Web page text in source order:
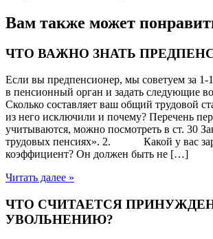
Вам также может
ЧТО ВАЖНО ЗНАТЬ
Если вы предпенсионер, мы советуем за 1-
в пенсионный орган и задать
Сколько составляет ваш общий трудовой
из него исключили и почему? Перечень
учитываются, можно посмотреть в ст. 30
трудовых пенсиях». 2. Какой у вас
коэффициент? Он должен быть не […]
Читать далее »
ЧТО СЧИТАЕТСЯ
УВОЛЬНЕНИЮ?